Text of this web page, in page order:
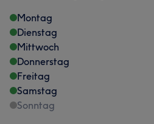
Montag
Dienstag
Mittwoch
Donnerstag
Freitag
Samstag
Sonntag